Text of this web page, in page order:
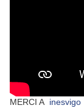
MERCI A inesvigo